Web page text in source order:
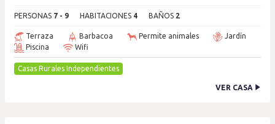
PERSONAS 7 - 9 HABITACIONES 4 BAÑOS 2
Terraza Barbacoa Permite animales
Jardín
Piscina
Wifi
Casas Rurales Independientes
VER CASA